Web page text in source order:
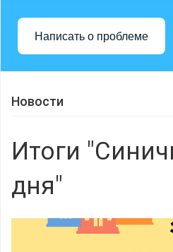
Написать о проблеме
Новости
Итоги
дня"